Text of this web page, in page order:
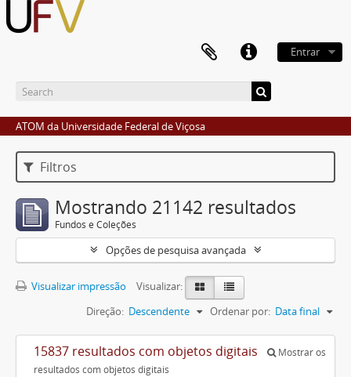
Entrar
ATOM da Universidade Federal de Viçosa
Filtros
Mostrando 21142 resultados
Fundos e Coleções
Opções de pesquisa avançada
Visualizar impressão
Visualizar:
Ordenar por: Data final
Direção: Descendente
15837 resultados com objetos digitais
Mostrar os
resultados com objetos digitais